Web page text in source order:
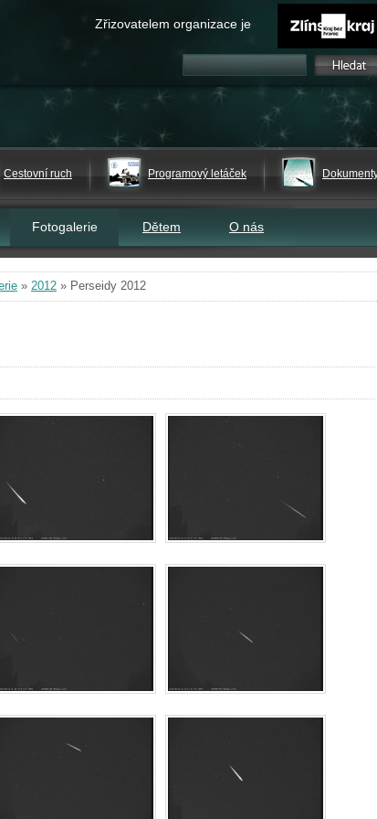
Zřizovatelem organizace je
Cestovní ruch Programový letáček
Fotogalerie Dětem O nás
» 2012 » Perseidy 2012